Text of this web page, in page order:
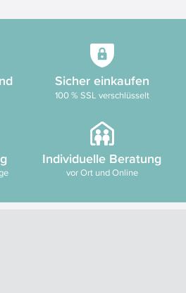
Sicher einkaufen
100 % SSL verschlüsselt
Individuelle Beratung
vor Ort und Online